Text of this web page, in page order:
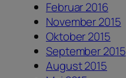
Februar 2016
November 2015
Oktober 2015
September 2015
August 2015